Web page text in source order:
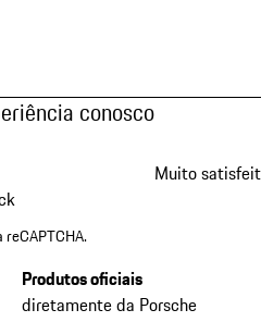
conosco
Muito
Produtos oficiais
diretamente da Porsche